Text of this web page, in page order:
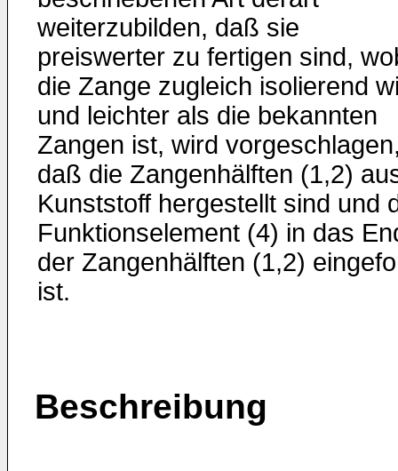
weiterzubilden, daß sie
preiswerter zu fertigen sind,
die Zange zugleich isolierend
und leichter als die bekannten
Zangen ist, wird
daß die Zangenhälften (1,2)
Kunststoff hergestellt sind und
Funktionselement (4) in das
der Zangenhälften (1,2)
ist.
Beschreibung